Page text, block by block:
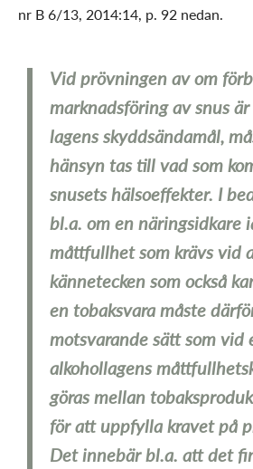
nr B 6/13, 2014:14, p. 92 nedan.
Vid prövningen av om
marknadsföring av snus
lagens skyddsändamål,
hänsyn tas till vad som
snusets hälsoeffekter. I
bl.a. om en näringsidkare
måttfullhet som krävs vid
kännetecken som också
en tobaksvara måste
motsvarande sätt som
alkohollagens
göras mellan
för att uppfylla kravet på
Det innebär bl.a. att det